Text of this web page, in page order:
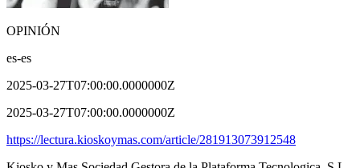
OPINIÓN
es-es
2025-03-27T07:00:00.0000000Z
2025-03-27T07:00:00.0000000Z
https://lectura.kioskoymas.com/article/281913073912548